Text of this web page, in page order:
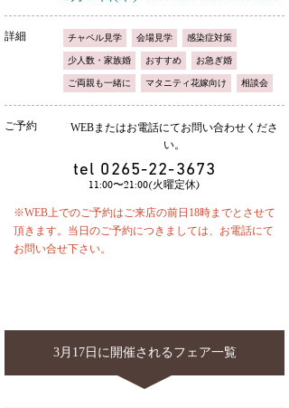
詳細 チャペル見学 会場見学 感染症対策
少人数・家族婚 おすすめ お急ぎ婚
ご両親も一緒に マタニティ花嫁向け 相談会
ご予約
WEBまたはお電話にてお問い合わせくださ
い。
tel 0265-22-3673
11:00〜21:00(火曜定休)
※WEB上でのご予約はご来店の前日18時までとさせて
頂きます。当日のご予約につきましては、お電話にて
お問い合せ下さい。
3月17日に開催されるフェア一覧